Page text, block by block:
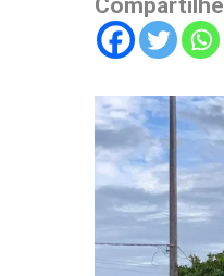
Compartilhe